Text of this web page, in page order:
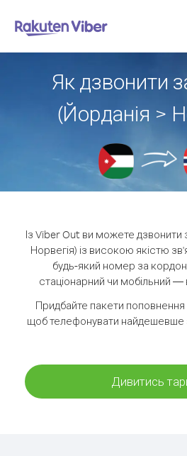
Як дзвонити
(Йорданія >
Із Viber Out ви можете дзвонити
Норвегія) із високою якістю
будь-який номер за
стаціонарний чи мобільний —
Придбайте пакети
щоб телефонувати найдешевше
Дивитись